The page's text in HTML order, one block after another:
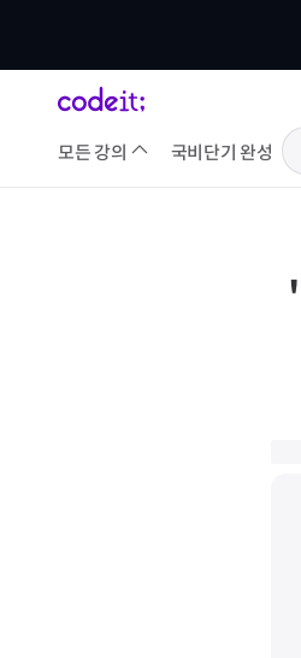
모든 강의 국비단기 완성
'